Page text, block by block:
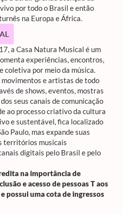
por todo o Brasil e então
na Europa e África.
a Casa Natura Musical é um
experiências, encontros,
coletiva por meio da música.
e artistas de todo
de shows, eventos, mostras
seus canais de comunicação
ao processo criativo da cultura
e sustentável, fica localizado
Paulo, mas expande suas
territórios musicais
digitais pelo Brasil e pelo
na importância de
e acesso de pessoas T aos
possui uma cota de ingressos